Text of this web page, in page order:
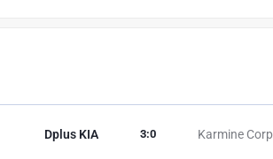
Dplus KIA Karmine Corp
3:0